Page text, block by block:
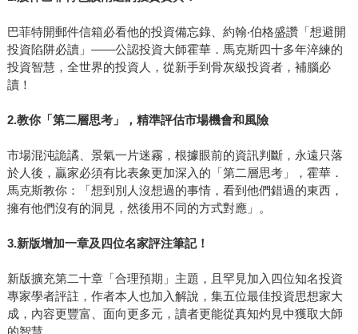
巴菲特開郵件信箱必看他的投資備忘錄、約翰‧伯格盛讚「想避開
投資陷阱必讀」——公認投資大師霍華．馬克斯四十多年淬練的
投資智慧，全世界的投資人，從新手到骨灰級投資者，補腦必
讀！
2.教你「第二層思考」，精準評估市場機會和風險
市場混沌詭譎、景氣一片迷霧，根據眼前的資訊判斷，永遠只落
於人後，贏家必須有比表象更加深入的「第二層思考」，霍華．
馬克斯教你：「想到別人沒想過的事情，看到他們錯過的東西，
擁有他們沒有的洞見，然後用不同的方式對應」。
3.新版增加一章及四位名家評注筆記！
新版擴充第二十章「合理預期」主題，且罕見加入四位知名投資
專家學者評註，作者本人也加入解說，集五位最佳投資思想家大
成，內容更豐富、面向更多元，讀者更能從真知灼見中獲取大師
的智慧。